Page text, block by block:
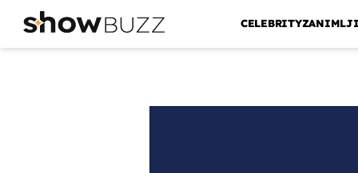
CELEBRITY